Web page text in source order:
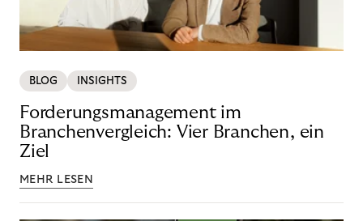
BLOG INSIGHTS
Forderungsmanagement im
Branchenvergleich: Vier Branchen, ein
Ziel
MEHR LESEN